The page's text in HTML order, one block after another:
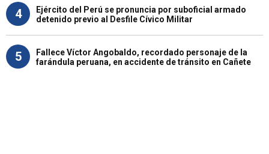
4
Ejército del Perú se pronuncia por suboficial armado
detenido previo al Desfile Cívico Militar
5
Fallece Víctor Angobaldo, recordado personaje de la
farándula peruana, en accidente de tránsito en Cañete